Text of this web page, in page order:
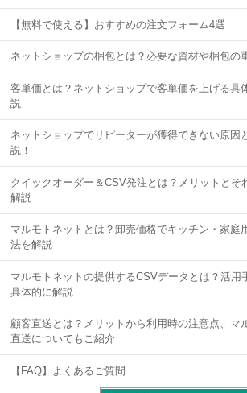
【無料で使える】おすすめの注文フォーム4選
ネットショップの梱包とは？必要な資材や梱包の
客単価とは？ネットショップで客単価を上げる具
説
ネットショップでリピーターが獲得できない原因
説！
クイックオーダー＆CSV発注とは？メリットとそ
解説
マルモトネットとは？卸売価格でキッチン・家庭
法を解説
マルモトネットの提供するCSVデータとは？活用
具体的に解説
顧客直送とは？メリットから利用時の注意点、マ
直送についてもご紹介
【FAQ】よくあるご質問